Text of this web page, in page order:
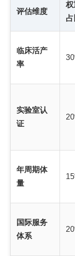
评估维度
权
临床活产
率
实验室认
证
年周期体
量
国际服务
体系